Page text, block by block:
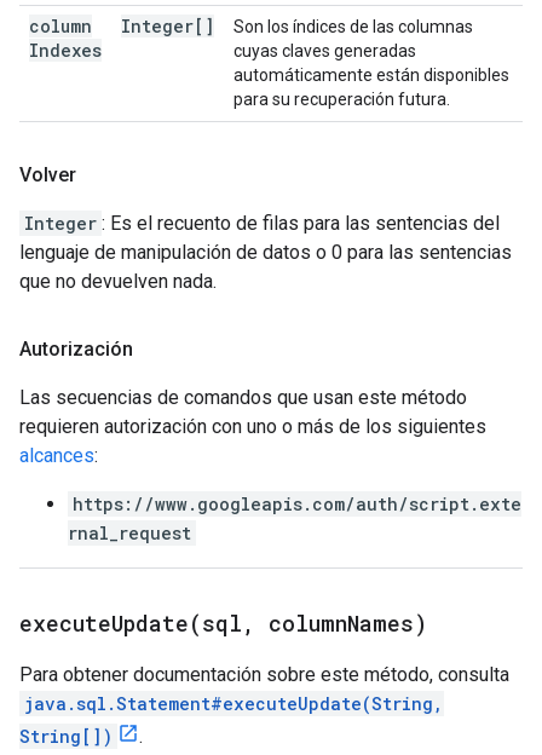
column
Indexes
Integer[]
Son los índices de las columnas
cuyas claves generadas
automáticamente están disponibles
para su recuperación futura.
Volver
Integer : Es el recuento de filas para las sentencias del
lenguaje de manipulación de datos o 0 para las sentencias
que no devuelven nada.
Autorización
Las secuencias de comandos que usan este método
requieren autorización con uno o más de los siguientes
alcances:
https://www.googleapis.com/auth/script.exte
rnal_request
executeUpdate(sql , columnNames)
Para obtener documentación sobre este método, consulta
java.sql.Statement#executeUpdate(String,
String[])
.